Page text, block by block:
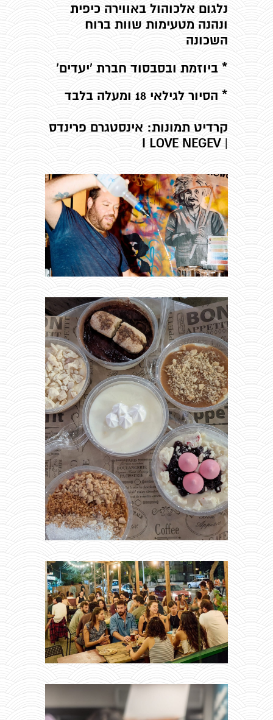
נלגום אלכוהול באווירה כיפית
ונהנה מטעימות שוות ברוח
השכונה
* ביוזמת ובסבסוד חברת 'יעדים'
* הסיור לגילאי 18 ומעלה בלבד
קרדיט תמונות: אינסטגרם פרינדס
| I LOVE NEGEV